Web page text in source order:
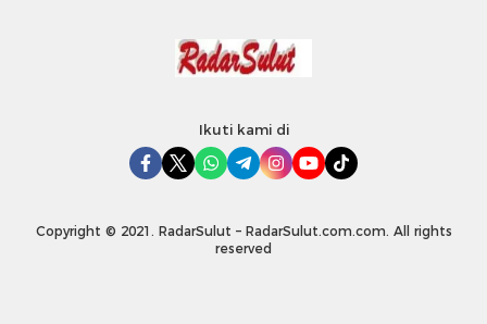
Ikuti kami di
Copyright © 2021. RadarSulut – RadarSulut.com.com. All rights
reserved